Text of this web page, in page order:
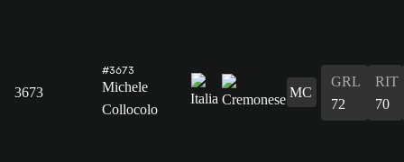
3673
#3673
Michele
Collocolo
MC
GRL
72
RIT
70